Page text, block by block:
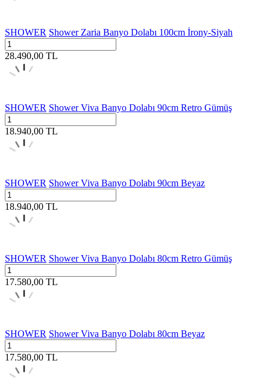
SHOWER Shower Zaria Banyo Dolabı 100cm İrony-Siyah
28.490,00 TL
SHOWER Shower Viva Banyo Dolabı 90cm Retro Gümüş
18.940,00 TL
SHOWER Shower Viva Banyo Dolabı 90cm Beyaz
18.940,00 TL
SHOWER Shower Viva Banyo Dolabı 80cm Retro Gümüş
17.580,00 TL
SHOWER Shower Viva Banyo Dolabı 80cm Beyaz
17.580,00 TL